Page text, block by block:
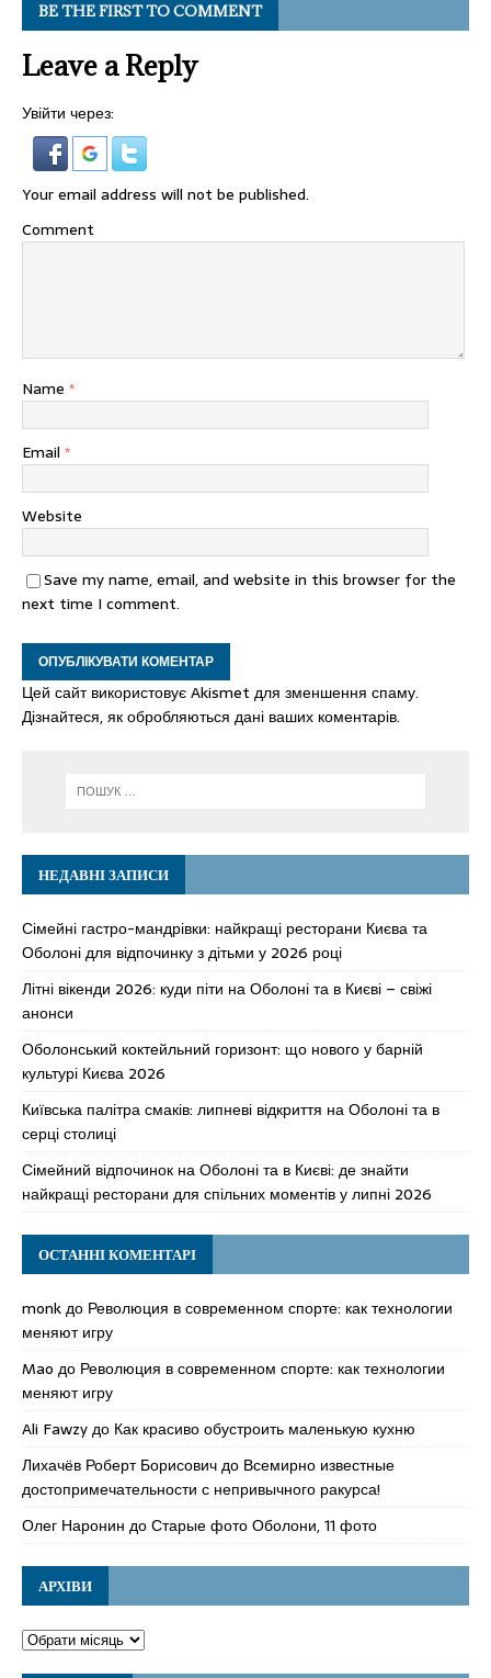
BE THE FIRST TO COMMENT
Leave a Reply
Увійти через:
Your email address will not be published.
Comment
Name *
Email *
Website
Save my name, email, and website in this browser for the
next time I comment.
Цей сайт використовує Akismet для зменшення спаму.
Дізнайтеся, як обробляються дані ваших коментарів.
НЕДАВНІ ЗАПИСИ
Сімейні гастро-мандрівки: найкращі ресторани Києва та
Оболоні для відпочинку з дітьми у 2026 році
Літні вікенди 2026: куди піти на Оболоні та в Києві – свіжі
анонси
Оболонський коктейльний горизонт: що нового у барній
культурі Києва 2026
Київська палітра смаків: липневі відкриття на Оболоні та в
серці столиці
Сімейний відпочинок на Оболоні та в Києві: де знайти
найкращі ресторани для спільних моментів у липні 2026
ОСТАННІ КОМЕНТАРІ
monkдо Революция в современном спорте: как технологии
меняют игру
Mao до Революция в современном спорте: как технологии
меняют игру
Ali Fawzyдо Как красиво обустроить маленькую кухню
Лихачёв Роберт Борисовичдо Всемирно известные
достопримечательности с непривычного ракурса!
Олег Наронин доСтарые фото Оболони, 11 фото
АРХІВИ